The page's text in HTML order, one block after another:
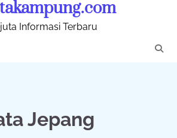
Informasi Terbaru
Jepang